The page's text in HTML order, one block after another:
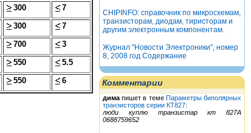
CHIPINFO: справочник по микросхемам,
транзисторам, диодам, тиристорам и
другим электронным компонентам.
Журнал "Новости Электроники", номер
8, 2008 год Содержание
Комментарии
дима пишет в теме Параметры биполярных
транзисторов серии КТ827:
люди куплю транзистар кт 827А
0688759652
300 7
300 7
700 3
550 5.5
550 6